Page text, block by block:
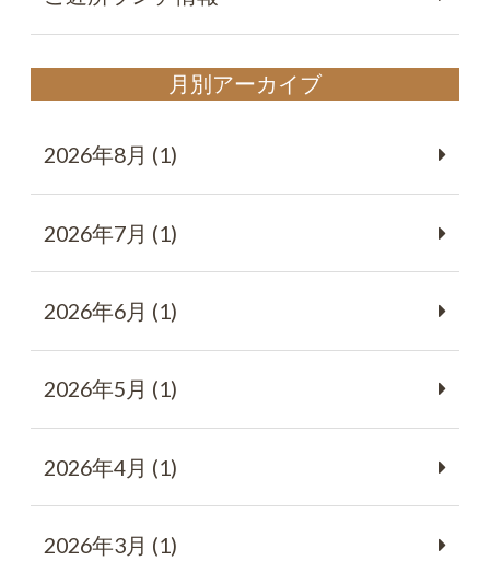
月別アーカイブ
2026年8月 (1)
2026年7月 (1)
2026年6月 (1)
2026年5月 (1)
2026年4月 (1)
2026年3月 (1)